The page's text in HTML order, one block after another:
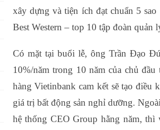
xây dựng và tiện ích đạt chuẩn 5
Best Western – top 10 tập đoàn quản
Có mặt tại buổi lễ, ông Trần Đạo
10%/năm trong 10 năm của chủ
hàng Vietinbank cam kết sẽ tạo điều
giá trị bất động sản nghỉ dưỡng.
hệ thống CEO Group hằng năm,